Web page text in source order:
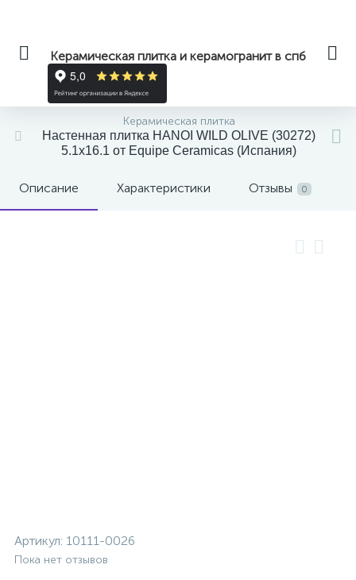
Керамическая плитка и керамогранит в спб
Керамическая плитка
Настенная плитка HANOI WILD OLIVE (30272)
5.1x16.1 от Equipe Ceramicas (Испания)
Описание Характеристики Отзывы 0
Артикул: 10111-0026
Пока нет отзывов